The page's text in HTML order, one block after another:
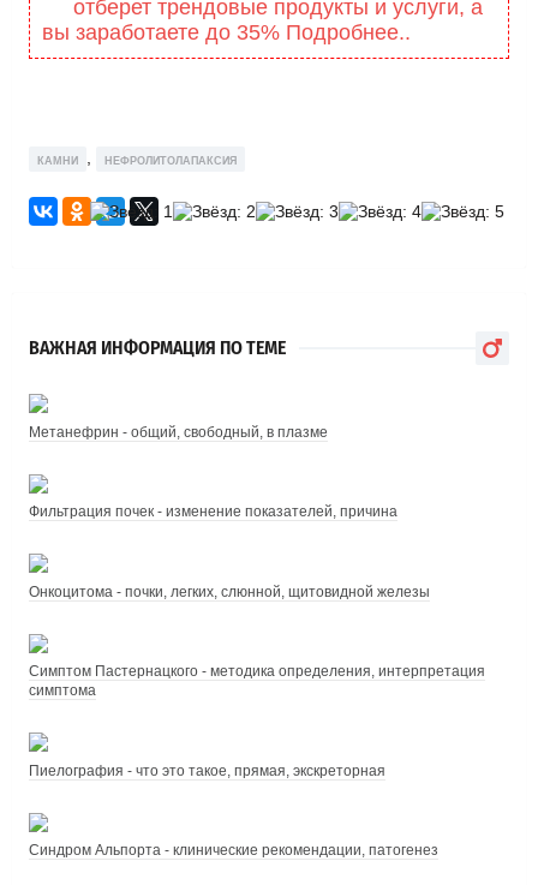
отберет трендовые продукты и услуги, а
вы заработаете до 35% Подробнее..
КАМНИ , НЕФРОЛИТОЛАПАКСИЯ
ВАЖНАЯ ИНФОРМАЦИЯ ПО ТЕМЕ
Метанефрин - общий, свободный, в плазме
Фильтрация почек - изменение показателей, причина
Онкоцитома - почки, легких, слюнной, щитовидной железы
Симптом Пастернацкого - методика определения, интерпретация
симптома
Пиелография - что это такое, прямая, экскреторная
Синдром Альпорта - клинические рекомендации, патогенез